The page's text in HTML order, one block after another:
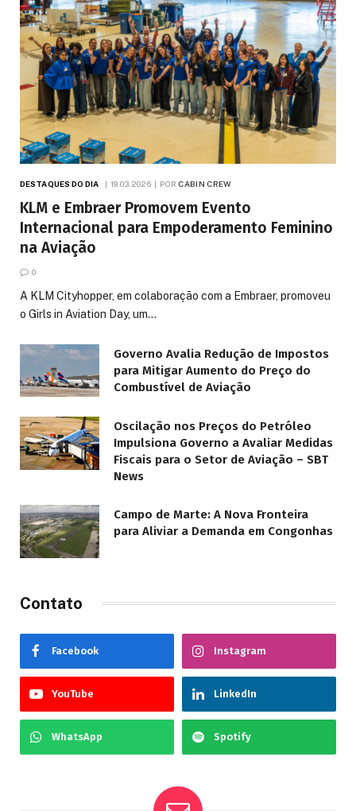
DESTAQUES DO DIA 19.03.2026 POR CABIN CREW
KLM e Embraer Promovem Evento
Internacional para Empoderamento Feminino
na Aviação
0
A KLM Cityhopper, em colaboração com a Embraer, promoveu
o Girls in Aviation Day, um…
Governo Avalia Redução de Impostos
para Mitigar Aumento do Preço do
Combustível de Aviação
Oscilação nos Preços do Petróleo
Impulsiona Governo a Avaliar Medidas
Fiscais para o Setor de Aviação – SBT
News
Campo de Marte: A Nova Fronteira
para Aliviar a Demanda em Congonhas
Contato
Facebook Instagram
YouTube LinkedIn
WhatsApp Spotify